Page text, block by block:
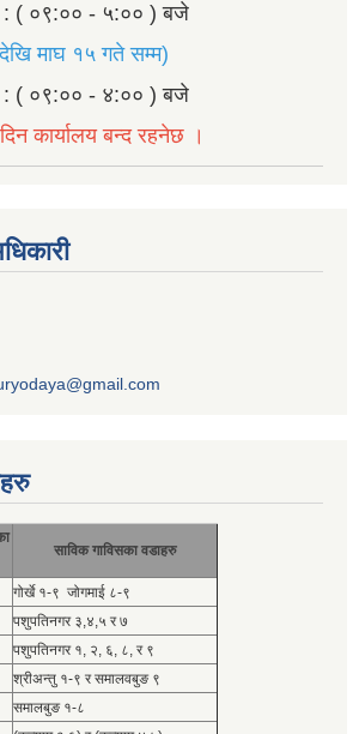
: ( ०९:०० - ५:०० ) बजे
माघ १५ गते सम्म)
: ( ०९:०० - ४:०० ) बजे
कार्यालय बन्द रहनेछ ।
साविक गाविसका वडाहरु
गोर्खे १-९ जोगमाई ८-९
पशुपतिनगर ३,४,५ र ७
पशुपतिनगर १, २, ६, ८, र ९
श्रीअन्तु १-९ र समालवबुङ ९
समालबुङ १-८